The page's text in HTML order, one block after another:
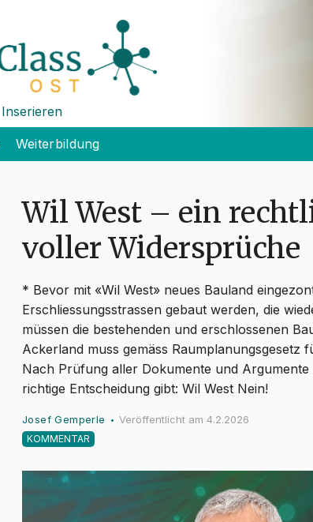
Inserieren
Weiterbildung
Wil West – ein
voller Widersprüche
* Bevor mit «Wil West» neues Bauland
Erschliessungsstrassen gebaut werden, die
müssen die bestehenden und erschlossenen
Ackerland muss gemäss
Nach Prüfung aller Dokumente und
richtige Entscheidung gibt: Wil West Nein!
Josef Gemperle • Veröffentlicht am 4.2.2026
KOMMENTAR